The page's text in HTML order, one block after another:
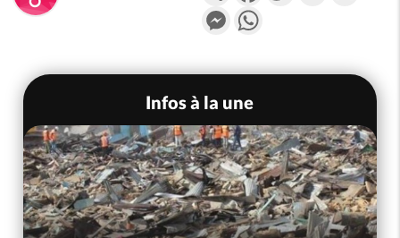
Messenger
Infos à la une